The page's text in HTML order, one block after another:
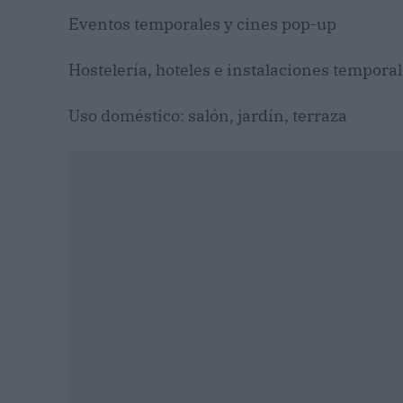
Eventos temporales y cines pop-up
Hostelería, hoteles e instalaciones
Uso doméstico: salón, jardín, terraza